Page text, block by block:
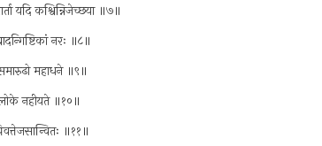
यदि कश्विन्निजेच्छया ॥७॥
नरः ॥८॥
महाधने ॥९॥
नहीयते ॥१०॥
॥११॥